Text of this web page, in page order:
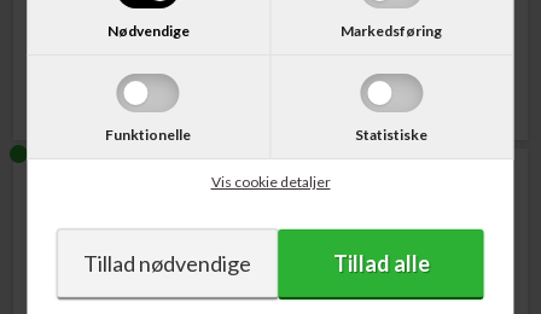
Nødvendige Markedsføring
Funktionelle Statistiske
Vis cookie detaljer